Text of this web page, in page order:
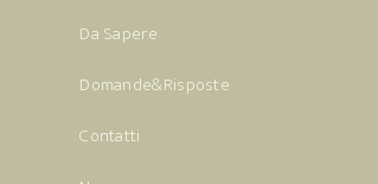
Da Sapere
Domande&Risposte
Contatti